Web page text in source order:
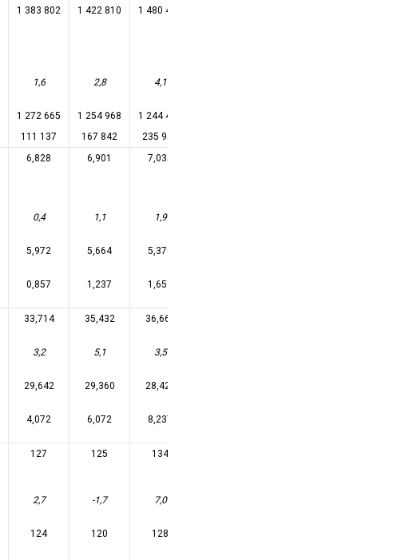
1 383 802 1 422 810 1 480 447
1,6 2,8 4,1
1 272 665 1 254 968 1 244 494
111 137 167 842 235 953
6,828 6,901 7,035
0,4 1,1 1,9
5,972 5,664 5,376
0,857 1,237 1,659
33,714 35,432 36,661
3,2 5,1 3,5
29,642 29,360 28,424
4,072 6,072 8,237
127 125 134
2,7 -1,7 7,0
124 120 128